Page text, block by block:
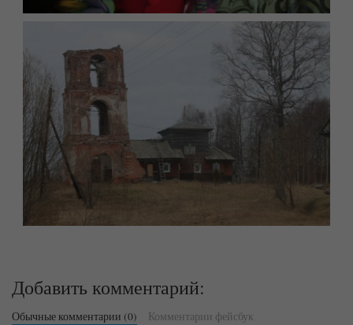
Добавить комментарий:
Обычные комментарии (0) Комментарии фейсбук